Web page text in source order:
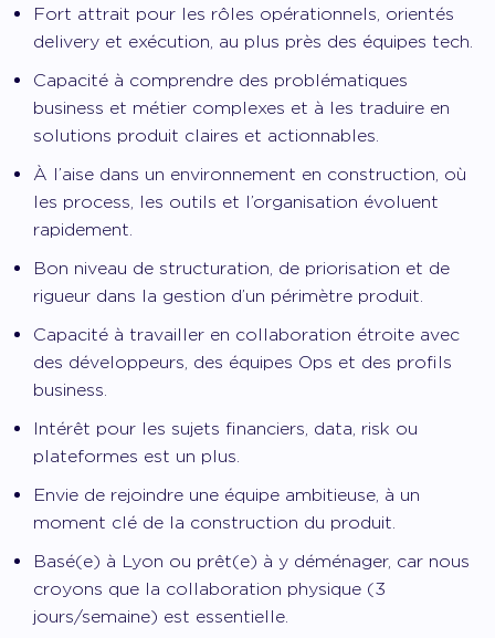
Fort attrait pour les rôles opérationnels, orientés
delivery et exécution, au plus près des équipes tech.
Capacité à comprendre des problématiques
business et métier complexes et à les traduire en
solutions produit claires et actionnables.
À l’aise dans un environnement en construction, où
les process, les outils et l’organisation évoluent
rapidement.
Bon niveau de structuration, de priorisation et de
rigueur dans la gestion d’un périmètre produit.
Capacité à travailler en collaboration étroite avec
des développeurs, des équipes Ops et des profils
business.
Intérêt pour les sujets financiers, data, risk ou
plateformes est un plus.
Envie de rejoindre une équipe ambitieuse, à un
moment clé de la construction du produit.
Basé(e) à Lyon ou prêt(e) à y déménager, car nous
croyons que la collaboration physique (3
jours/semaine) est essentielle.